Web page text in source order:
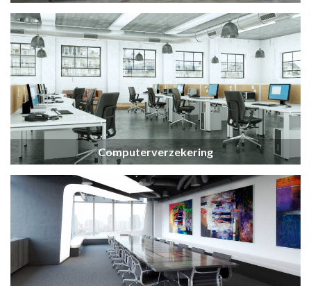
Computerverzekering